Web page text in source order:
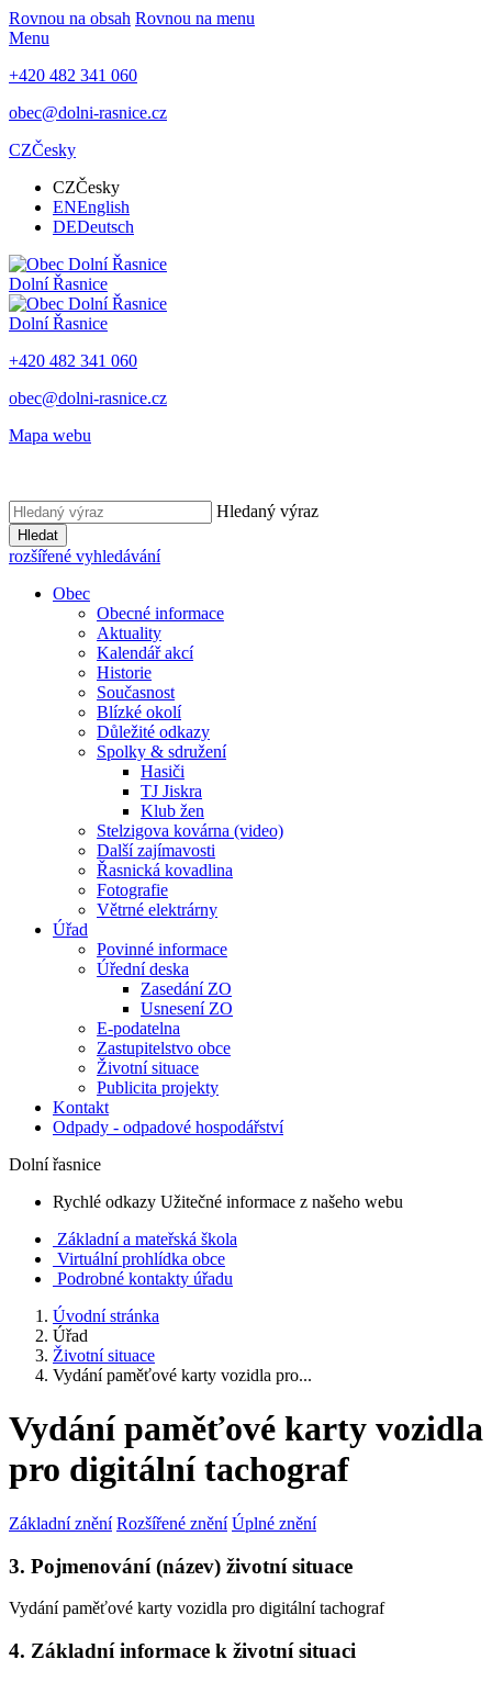
Rovnou na obsah Rovnou na menu
Menu
+420 482 341 060
obec@dolni-rasnice.cz
CZČesky
CZČesky
ENEnglish
DEDeutsch
Dolní Řasnice
Dolní Řasnice
+420 482 341 060
obec@dolni-rasnice.cz
Mapa webu
Hledaný výraz
Hledat
rozšířené vyhledávání
Obec
Obecné informace
Aktuality
Kalendář akcí
Historie
Současnost
Blízké okolí
Důležité odkazy
Spolky & sdružení
Hasiči
TJ Jiskra
Klub žen
Stelzigova kovárna (video)
Další zajímavosti
Řasnická kovadlina
Fotografie
Větrné elektrárny
Úřad
Povinné informace
Úřední deska
Zasedání ZO
Usnesení ZO
E-podatelna
Zastupitelstvo obce
Životní situace
Publicita projekty
Kontakt
Odpady - odpadové hospodářství
Dolní řasnice
Rychlé odkazy Užitečné informace z našeho webu
Základní a mateřská škola
Virtuální prohlídka obce
Podrobné kontakty úřadu
Úvodní stránka
Úřad
Životní situace
Vydání paměťové karty vozidla pro...
Vydání paměťové karty vozidla
pro digitální tachograf
Základní znění Rozšířené znění Úplné znění
3. Pojmenování (název) životní situace
Vydání paměťové karty vozidla pro digitální tachograf
4. Základní informace k životní situaci